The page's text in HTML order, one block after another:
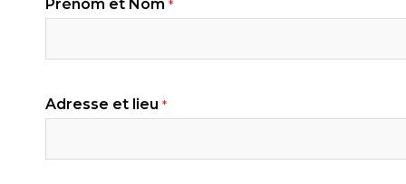
Prénom et Nom *
r
é
o
Adresse et lieu *